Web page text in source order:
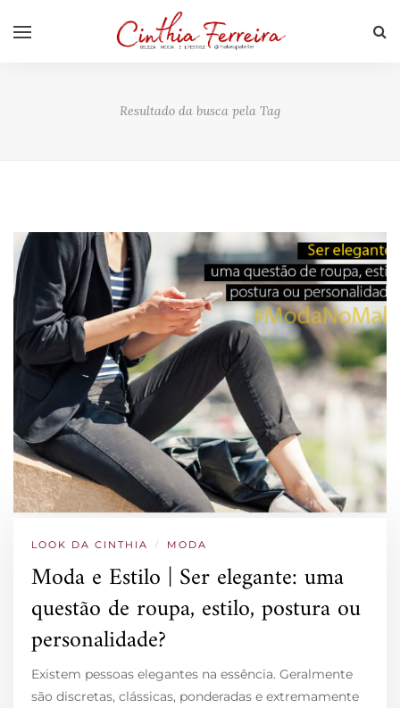
Resultado da busca pela Tag
LOOK DA CINTHIA / MODA
Moda e Estilo | Ser elegante: uma
questão de roupa, estilo, postura ou
personalidade?
Existem pessoas elegantes na essência. Geralmente
são discretas, clássicas, ponderadas e extremamente